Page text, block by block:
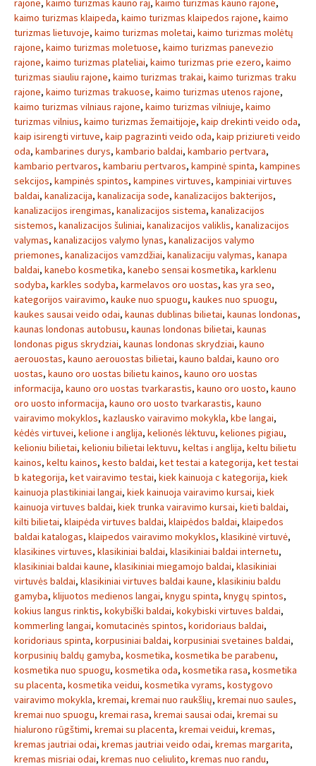
rajone, kaimo turizmas kauno raj, kaimo turizmas kauno rajone,
kaimo turizmas klaipeda, kaimo turizmas klaipedos rajone, kaimo
turizmas lietuvoje, kaimo turizmas moletai, kaimo turizmas molėtų
rajone, kaimo turizmas moletuose, kaimo turizmas panevezio
rajone, kaimo turizmas plateliai, kaimo turizmas prie ezero, kaimo
turizmas siauliu rajone, kaimo turizmas trakai, kaimo turizmas traku
rajone, kaimo turizmas trakuose, kaimo turizmas utenos rajone,
kaimo turizmas vilniaus rajone, kaimo turizmas vilniuje, kaimo
turizmas vilnius, kaimo turizmas žemaitijoje, kaip drekinti veido oda,
kaip isirengti virtuve, kaip pagrazinti veido oda, kaip priziureti veido
oda, kambarines durys, kambario baldai, kambario pertvara,
kambario pertvaros, kambariu pertvaros, kampinė spinta, kampines
sekcijos, kampinės spintos, kampines virtuves, kampiniai virtuves
baldai, kanalizacija, kanalizacija sode, kanalizacijos bakterijos,
kanalizacijos irengimas, kanalizacijos sistema, kanalizacijos
sistemos, kanalizacijos šuliniai, kanalizacijos valiklis, kanalizacijos
valymas, kanalizacijos valymo lynas, kanalizacijos valymo
priemones, kanalizacijos vamzdžiai, kanalizaciju valymas, kanapa
baldai, kanebo kosmetika, kanebo sensai kosmetika, karklenu
sodyba, karkles sodyba, karmelavos oro uostas, kas yra seo,
kategorijos vairavimo, kauke nuo spuogu, kaukes nuo spuogu,
kaukes sausai veido odai, kaunas dublinas bilietai, kaunas londonas,
kaunas londonas autobusu, kaunas londonas bilietai, kaunas
londonas pigus skrydziai, kaunas londonas skrydziai, kauno
aerouostas, kauno aerouostas bilietai, kauno baldai, kauno oro
uostas, kauno oro uostas bilietu kainos, kauno oro uostas
informacija, kauno oro uostas tvarkarastis, kauno oro uosto, kauno
oro uosto informacija, kauno oro uosto tvarkarastis, kauno
vairavimo mokyklos, kazlausko vairavimo mokykla, kbe langai,
kėdės virtuvei, kelione i anglija, kelionės lėktuvu, keliones pigiau,
kelioniu bilietai, kelioniu bilietai lektuvu, keltas i anglija, keltu bilietu
kainos, keltu kainos, kesto baldai, ket testai a kategorija, ket testai
b kategorija, ket vairavimo testai, kiek kainuoja c kategorija, kiek
kainuoja plastikiniai langai, kiek kainuoja vairavimo kursai, kiek
kainuoja virtuves baldai, kiek trunka vairavimo kursai, kieti baldai,
kilti bilietai, klaipėda virtuves baldai, klaipėdos baldai, klaipedos
baldai katalogas, klaipedos vairavimo mokyklos, klasikinė virtuvė,
klasikines virtuves, klasikiniai baldai, klasikiniai baldai internetu,
klasikiniai baldai kaune, klasikiniai miegamojo baldai, klasikiniai
virtuvės baldai, klasikiniai virtuves baldai kaune, klasikiniu baldu
gamyba, klijuotos medienos langai, knygu spinta, knygų spintos,
kokius langus rinktis, kokybiški baldai, kokybiski virtuves baldai,
kommerling langai, komutacinės spintos, koridoriaus baldai,
koridoriaus spinta, korpusiniai baldai, korpusiniai svetaines baldai,
korpusinių baldų gamyba, kosmetika, kosmetika be parabenu,
kosmetika nuo spuogu, kosmetika oda, kosmetika rasa, kosmetika
su placenta, kosmetika veidui, kosmetika vyrams, kostygovo
vairavimo mokykla, kremai, kremai nuo raukšlių, kremai nuo saules,
kremai nuo spuogu, kremai rasa, kremai sausai odai, kremai su
hialurono rūgštimi, kremai su placenta, kremai veidui, kremas,
kremas jautriai odai, kremas jautriai veido odai, kremas margarita,
kremas misriai odai, kremas nuo celiulito, kremas nuo randu,